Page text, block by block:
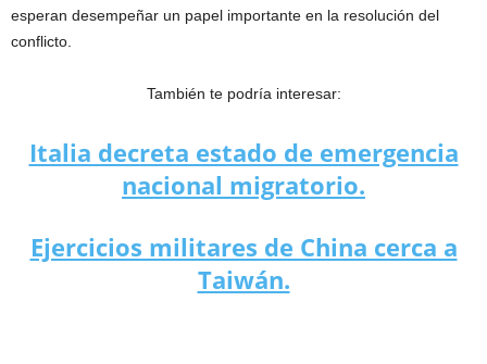
esperan desempeñar un papel importante en la resolución del
conflicto.
También te podría interesar:
Italia decreta estado de emergencia
nacional migratorio.
Ejercicios militares de China cerca a
Taiwán.